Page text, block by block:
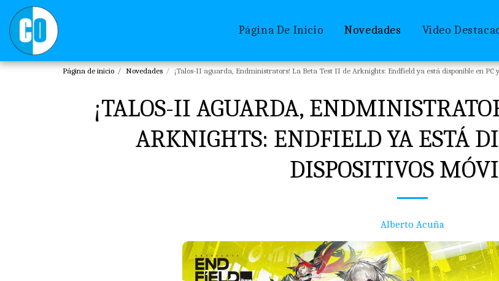
Página De Inicio Novedades Video
Página de inicio Novedades ¡Talos-II aguarda, Endministrators! La Beta Test II de Arknights: Endfield ya está disponible en PC
¡TALOS-II AGUARDA,
ARKNIGHTS: ENDFIELD YA ESTÁ
DISPOSITIVOS
Alberto Acuña